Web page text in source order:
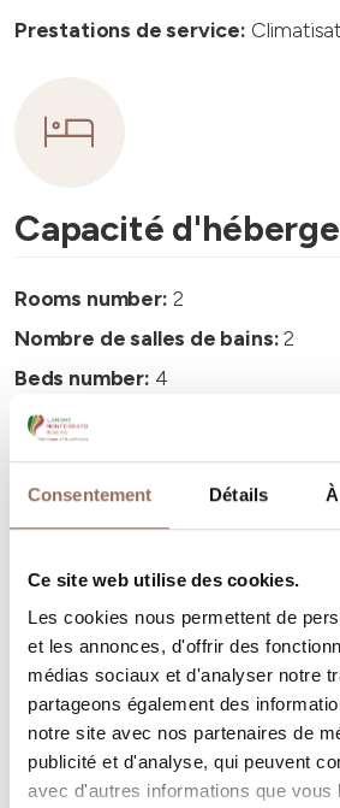
Consentement Détails
Ce site web utilise des cookies.
Les cookies nous permettent de
et les annonces, d'offrir des
médias sociaux et d'analyser notre
partageons également des
notre site avec nos partenaires de
publicité et d'analyse, qui peuvent
avec d'autres informations que vous
Prestations de service:
Capacité
Rooms number: 2
Nombre de salles de bains:2
Beds number: 4
Vos
Programmez où dormir, où
dans chaque coin de Langhe
gardant un œil sur la météo